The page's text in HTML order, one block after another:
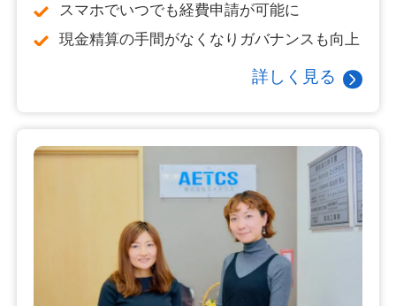
スマホでいつでも経費申請が可能に
現金精算の手間がなくなりガバナンスも向上
詳しく見る